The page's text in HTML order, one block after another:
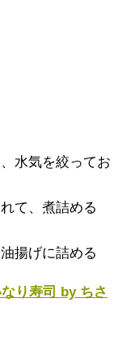
水気を絞ってお
て、煮詰める
揚げに詰める
り寿司 by ちさ